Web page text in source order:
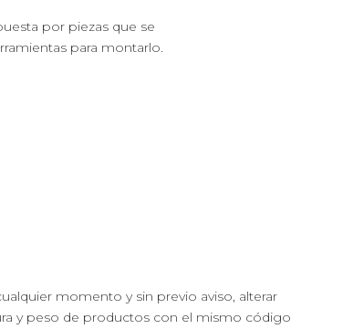
por piezas que se
para montarlo.
momento y sin previo aviso, alterar
y peso de productos con el mismo código